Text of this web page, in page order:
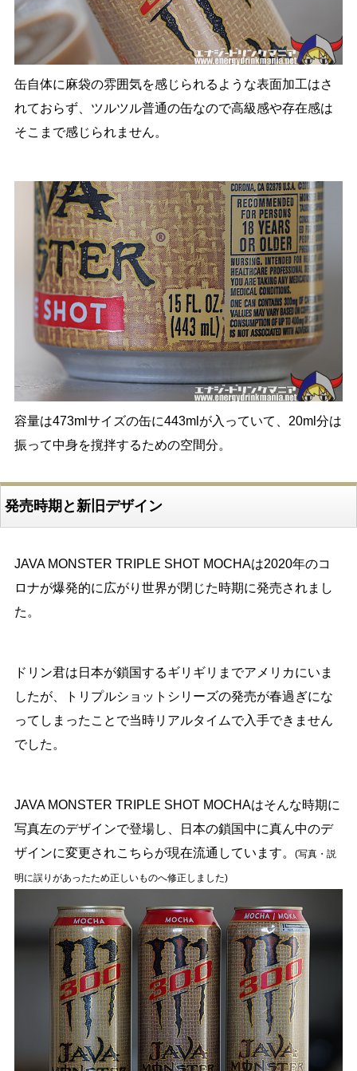
缶自体に麻袋の雰囲気を感じられるような表面加工はさ
れておらず、ツルツル普通の缶なので高級感や存在感は
そこまで感じられません。
容量は473mlサイズの缶に443mlが入っていて、20ml分は
振って中身を撹拌するための空間分。
発売時期と新旧デザイン
JAVA MONSTER TRIPLE SHOT MOCHAは2020年のコ
ロナが爆発的に広がり世界が閉じた時期に発売されまし
た。
ドリン君は日本が鎖国するギリギリまでアメリカにいま
したが、トリプルショットシリーズの発売が春過ぎにな
ってしまったことで当時リアルタイムで入手できません
でした。
JAVA MONSTER TRIPLE SHOT MOCHAはそんな時期に
写真左のデザインで登場し、日本の鎖国中に真ん中のデ
ザインに変更されこちらが現在流通しています。
(写真・説
明に誤りがあったため正しいものへ修正しました)